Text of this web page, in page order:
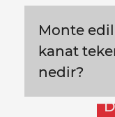
Monte
kanat
nedir?